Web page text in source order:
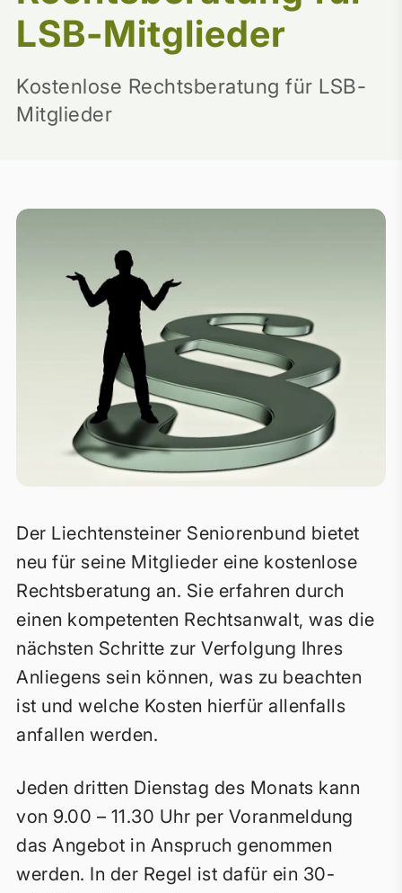
LSB-Mitglieder
Kostenlose Rechtsberatung für LSB-
Mitglieder
Der Liechtensteiner Seniorenbund bietet
neu für seine Mitglieder eine kostenlose
Rechtsberatung an. Sie erfahren durch
einen kompetenten Rechtsanwalt, was die
nächsten Schritte zur Verfolgung Ihres
Anliegens sein können, was zu beachten
ist und welche Kosten hierfür allenfalls
anfallen werden.
Jeden dritten Dienstag des Monats kann
von 9.00 – 11.30 Uhr per Voranmeldung
das Angebot in Anspruch genommen
werden. In der Regel ist dafür ein 30-